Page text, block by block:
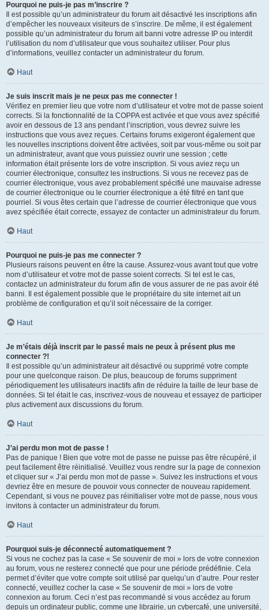
Pourquoi ne puis-je pas m’inscrire ?
Il est possible qu’un administrateur du forum ait désactivé les inscriptions afin
d’empêcher les nouveaux visiteurs de s’inscrire. De même, il est également
possible qu’un administrateur du forum ait banni votre adresse IP ou interdit
l’utilisation du nom d’utilisateur que vous souhaitez utiliser. Pour plus
d’informations, veuillez contacter un administrateur du forum.
Haut
Je suis inscrit mais je ne peux pas me connecter !
Vérifiez en premier lieu que votre nom d’utilisateur et votre mot de passe soient
corrects. Si la fonctionnalité de la COPPA est activée et que vous avez spécifié
avoir en dessous de 13 ans pendant l’inscription, vous devrez suivre les
instructions que vous avez reçues. Certains forums exigeront également que
les nouvelles inscriptions doivent être activées, soit par vous-même ou soit par
un administrateur, avant que vous puissiez ouvrir une session ; cette
information était présente lors de votre inscription. Si vous aviez reçu un
courrier électronique, consultez les instructions. Si vous ne recevez pas de
courrier électronique, vous avez probablement spécifié une mauvaise adresse
de courrier électronique ou le courrier électronique a été filtré en tant que
pourriel. Si vous êtes certain que l’adresse de courrier électronique que vous
avez spécifiée était correcte, essayez de contacter un administrateur du forum.
Haut
Pourquoi ne puis-je pas me connecter ?
Plusieurs raisons peuvent en être la cause. Assurez-vous avant tout que votre
nom d’utilisateur et votre mot de passe soient corrects. Si tel est le cas,
contactez un administrateur du forum afin de vous assurer de ne pas avoir été
banni. Il est également possible que le propriétaire du site internet ait un
problème de configuration et qu’il soit nécessaire de la corriger.
Haut
Je m’étais déjà inscrit par le passé mais ne peux à présent plus me
connecter ?!
Il est possible qu’un administrateur ait désactivé ou supprimé votre compte
pour une quelconque raison. De plus, beaucoup de forums suppriment
périodiquement les utilisateurs inactifs afin de réduire la taille de leur base de
données. Si tel était le cas, inscrivez-vous de nouveau et essayez de participer
plus activement aux discussions du forum.
Haut
J’ai perdu mon mot de passe !
Pas de panique ! Bien que votre mot de passe ne puisse pas être récupéré, il
peut facilement être réinitialisé. Veuillez vous rendre sur la page de connexion
et cliquer sur « J’ai perdu mon mot de passe ». Suivez les instructions et vous
devriez être en mesure de pouvoir vous connecter de nouveau rapidement.
Cependant, si vous ne pouvez pas réinitialiser votre mot de passe, nous vous
invitons à contacter un administrateur du forum.
Haut
Pourquoi suis-je déconnecté automatiquement ?
Si vous ne cochez pas la case « Se souvenir de moi » lors de votre connexion
au forum, vous ne resterez connecté que pour une période prédéfinie. Cela
permet d’éviter que votre compte soit utilisé par quelqu’un d’autre. Pour rester
connecté, veuillez cocher la case « Se souvenir de moi » lors de votre
connexion au forum. Ceci n’est pas recommandé si vous accédez au forum
depuis un ordinateur public, comme une librairie, un cybercafé, une université,